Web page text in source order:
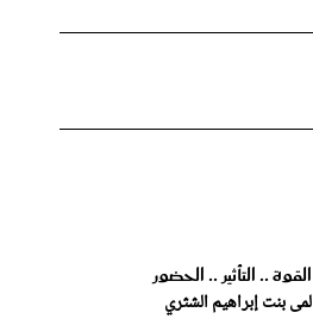
القوة .. التأثير .. الحضور
لمى بنت إبراهيم الشثري